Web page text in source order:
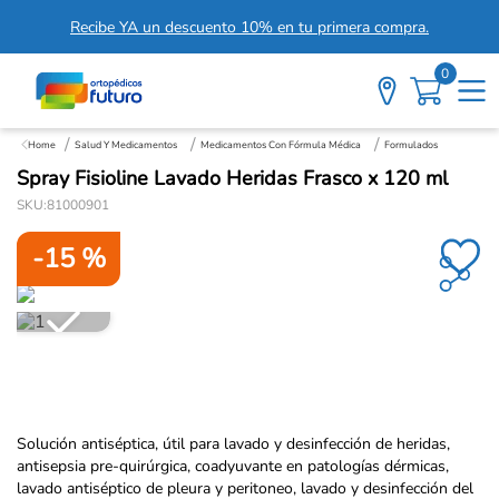
Recibe YA un descuento 10% en tu primera compra.
0
Salud Y Medicamentos Medicamentos Con Fórmula Médica Formulados
Spray Fisioline Lavado Heridas Frasco x 120 ml
SKU:81000901
-15 %
Solución antiséptica, útil para lavado y desinfección de heridas,
antisepsia pre-quirúrgica, coadyuvante en patologías dérmicas,
lavado antiséptico de pleura y peritoneo, lavado y desinfección del